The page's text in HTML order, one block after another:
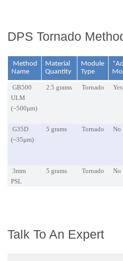
DPS Tornado
Method
Name
Material
Quantity
Module
Type
GB500
ULM
(~500μm)
2.5 grams Tornado Yes
G35D
(~35μm)
5 grams Tornado No
3mm
PSL
5 grams Tornado No
Talk To An Expert